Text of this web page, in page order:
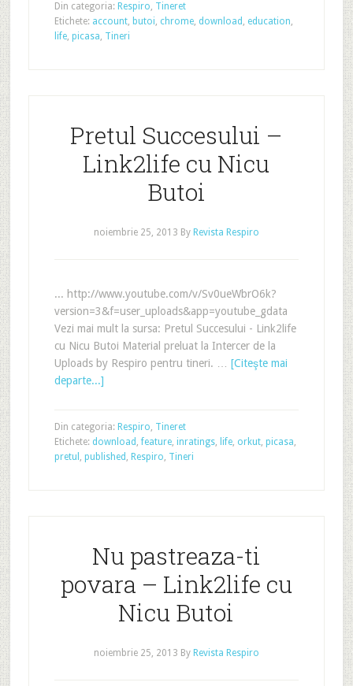
Din categoria: Respiro, Tineret
Etichete: account, butoi, chrome, download , education,
life, picasa, Tineri
Pretul Succesului –
Link2life cu Nicu
Butoi
noiembrie 25, 2013 By Revista Respiro
... http://www.youtube.com/v/Sv0ueWbrO6k?
version=3&f=user_uploads&app=youtube_gdata
Vezi mai mult la sursa: Pretul Succesului - Link2life
cu Nicu Butoi Material preluat la Intercer de la
Uploads by Respiro pentru tineri. … [Citeşte mai
departe...]
Din categoria: Respiro, Tineret
Etichete: download ,feature, inratings, life, orkut, picasa,
pretul , published , Respiro, Tineri
Nu pastreaza-ti
povara – Link2life cu
Nicu Butoi
noiembrie 25, 2013 By Revista Respiro